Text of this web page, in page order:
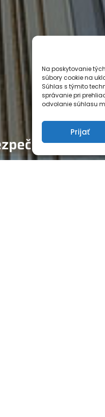
Na poskytovanie
súbory cookie na
Súhlas s týmito
správanie pri
odvolanie súhlasu
Prijať